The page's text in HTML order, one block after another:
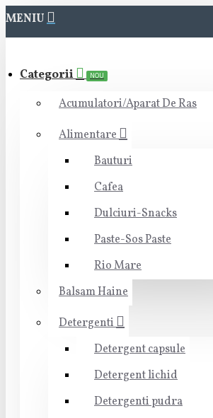
MENIU
Categorii NOU
Acumulatori/Aparat De Ras
Alimentare
Bauturi
Cafea
Dulciuri-Snacks
Paste-Sos Paste
Rio Mare
Balsam Haine
Detergenti
Detergent capsule
Detergent lichid
Detergenti pudra